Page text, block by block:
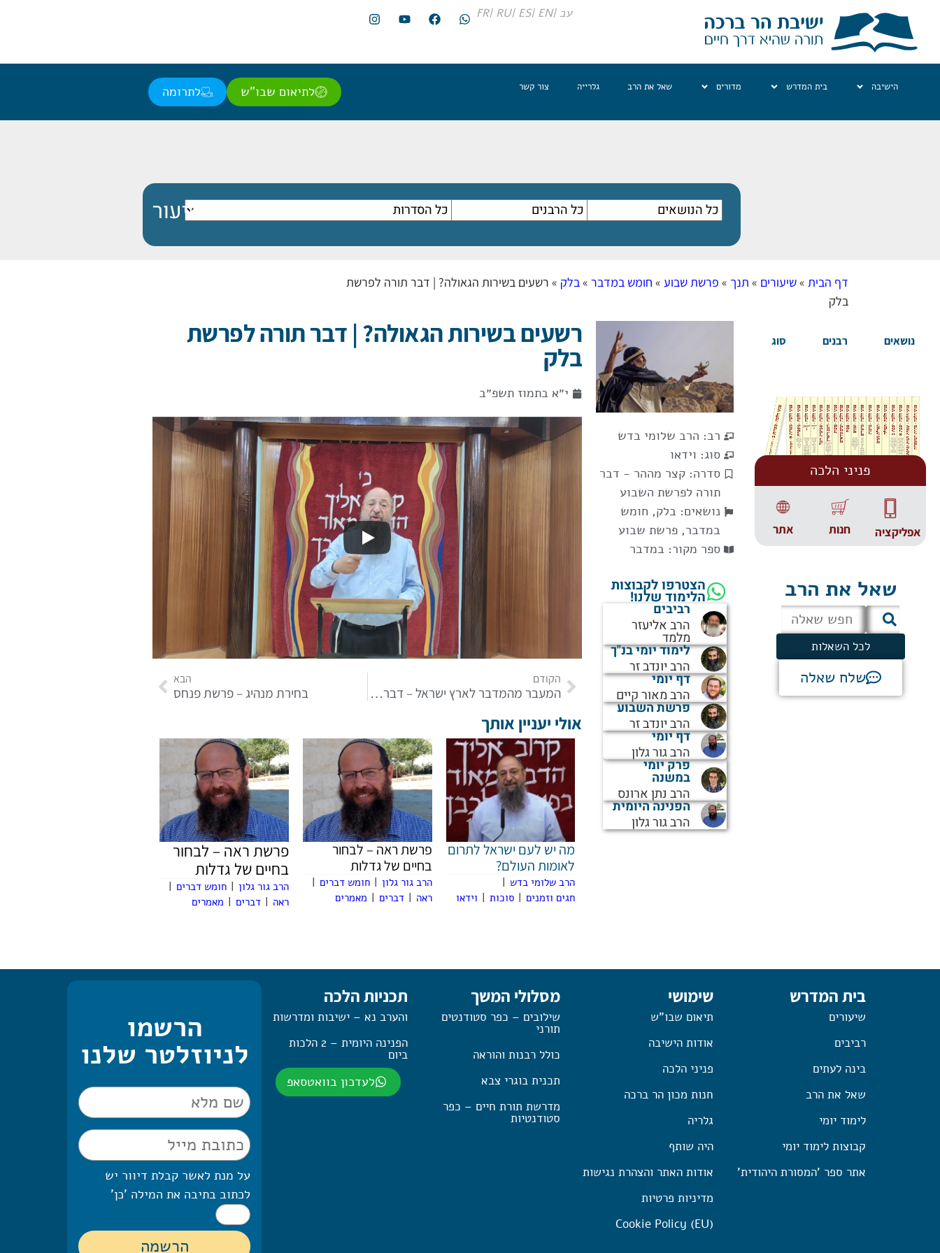
עב |EN |
ES |
RU |
FR
הישיבה בית המדרש מדורים שאל את הרב גלרייה צור קשר לתיאום שבו"ש לתרומה
דף הבית »שיעורים » תנך » פרשת שבוע » חומש במדבר »בלק » רשעים בשירות הגאולה? | דבר תורה לפרשת
בלק
נושאים רבנים סוג
פניני הלכה
אתר חנות אפליקציה
שאל את הרב
לכל השאלות
שלח שאלה
רב: הרב שלומי בדש
סוג: וידאו
סדרה: קצר מההר - דבר
תורה לפרשת השבוע
נושאים: בלק, חומש
במדבר, פרשת שבוע
ספר מקור: במדבר
הצטרפו לקבוצות
הלימוד שלנו!
רביבים
הרב אליעזר
מלמד
לימוד יומי בנ"ך
הרב יונדב זר
דף יומי
הרב מאור קיים
פרשת השבוע
הרב יונדב זר
דף יומי
הרב גור גלון
פרק יומי
במשנה
הרב נתן ארונס
הפנינה היומית
הרב גור גלון
רשעים בשירות הגאולה? | דבר תורה לפרשת
בלק
י״א בתמוז תשפ״ב
הקודם
המעבר מהמדבר לארץ ישראל – דבר תורה לפרשת חוקת
הבא
בחירת מנהיג – פרשת פנחס
אולי יעניין אותך
מה יש לעם ישראל לתרום
לאומות העולם?
הרב שלומי בדש |
חגים וזמנים | סוכות | וידאו
פרשת ראה – לבחור
בחיים של גדלות
הרב גור גלון | חומש דברים |
ראה | דברים | מאמרים
פרשת ראה – לבחור
בחיים של גדלות
הרב גור גלון | חומש דברים |
ראה | דברים | מאמרים
בית המדרש
שיעורים
רביבים
בינה לעתים
שאל את הרב
לימוד יומי
קבוצות לימוד יומי
אתר ספר 'המסורת היהודית'
שימושי
תיאום שבו"ש
אודות הישיבה
פניני הלכה
חנות מכון הר ברכה
גלריה
היה שותף
אודות האתר והצהרת נגישות
מדיניות פרטיות
Cookie Policy (EU)
מסלולי המשך
שילובים – כפר סטודנטים
תורני
כולל רבנות והוראה
תכנית בוגרי צבא
מדרשת תורת חיים – כפר
סטודנטיות
תכניות הלכה
והערב נא – ישיבות ומדרשות
הפנינה היומית – 2 הלכות
ביום
לעדכון בוואטסאפ
הרשמו
לניוזלטר שלנו
על מנת לאשר קבלת דיוור יש
לכתוב בתיבה את המילה 'כן'